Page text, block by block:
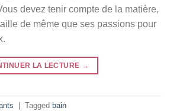
devez tenir compte de la matière,
de même que ses passions pour
LA LECTURE →
Tagged bain